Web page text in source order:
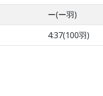
ー(ー羽)
4:37(100羽)